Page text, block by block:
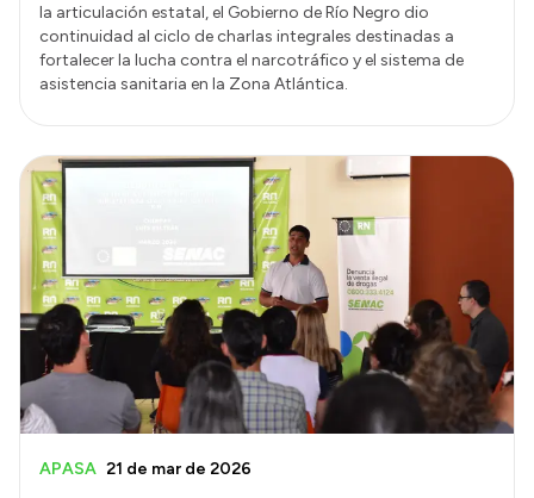
la articulación estatal, el Gobierno de Río Negro dio
continuidad al ciclo de charlas integrales destinadas a
fortalecer la lucha contra el narcotráfico y el sistema de
asistencia sanitaria en la Zona Atlántica.
APASA 21 de mar de 2026